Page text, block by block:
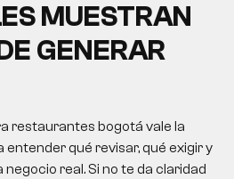
MUESTRAN
GENERAR
restaurantes bogotá vale la
entender qué revisar, qué exigir y
real. Si no te da claridad